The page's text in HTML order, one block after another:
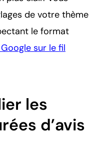
de votre thème
le format
sur le fil
les
d’avis